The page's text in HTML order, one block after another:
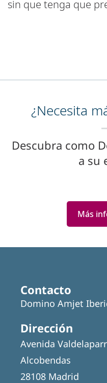
sin que tenga que
¿Necesita
Descubra como
a su
Más
Contacto
Domino Amjet
Dirección
Avenida
Alcobendas
28108 Madrid